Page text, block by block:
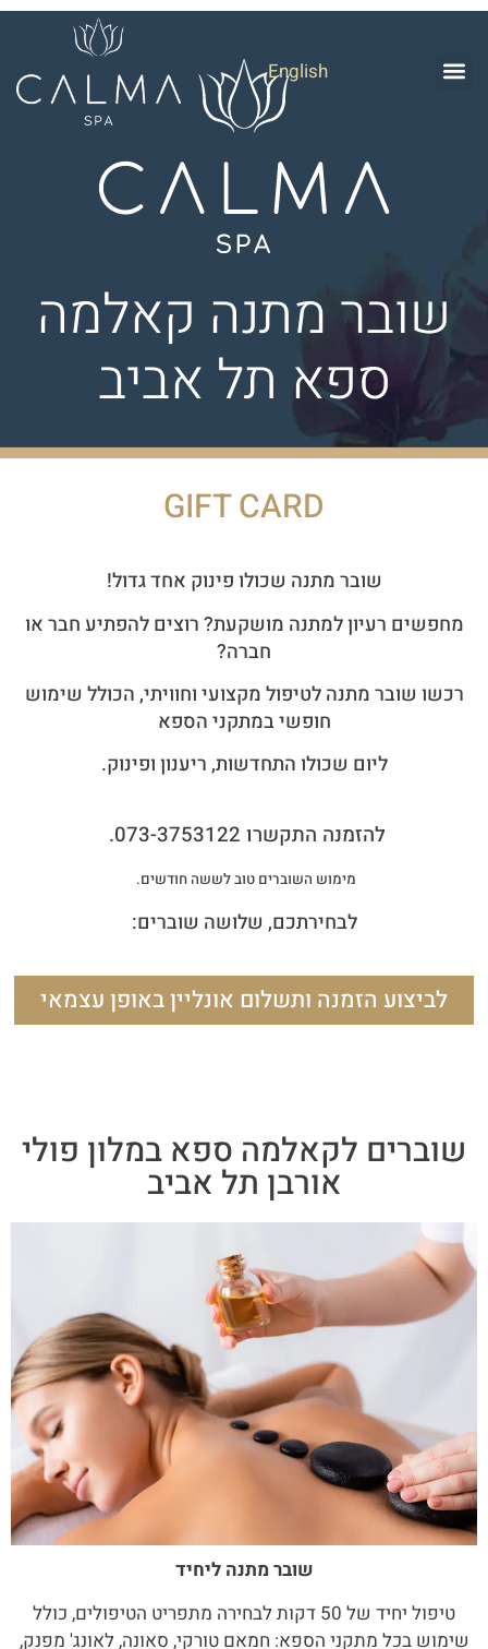
English
שובר מתנה קאלמה
ספא תל אביב
GIFT CARD
שובר מתנה שכולו פינוק אחד גדול!
מחפשים רעיון למתנה מושקעת? רוצים להפתיע חבר או
חברה?
רכשו שובר מתנה לטיפול מקצועי וחוויתי, הכולל שימוש
חופשי במתקני הספא
ליום שכולו התחדשות, ריענון ופינוק.
להזמנה התקשרו 073-3753122.
מימוש השוברים טוב לששה חודשים.
לבחירתכם, שלושה שוברים:
לביצוע הזמנה ותשלום אונליין באופן עצמאי
שוברים לקאלמה ספא במלון פולי
אורבן תל אביב
שובר מתנה ליחיד
טיפול יחיד של 50 דקות לבחירה מתפריט הטיפולים, כולל
שימוש בכל מתקני הספא: חמאם טורקי, סאונה, לאונג' מפנק,